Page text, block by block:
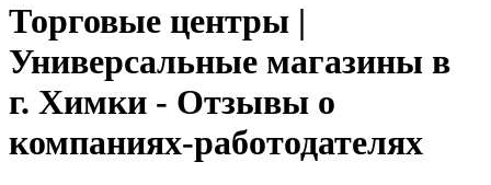
Торговые центры |
Универсальные магазины в
г. Химки - Отзывы о
компаниях-работодателях